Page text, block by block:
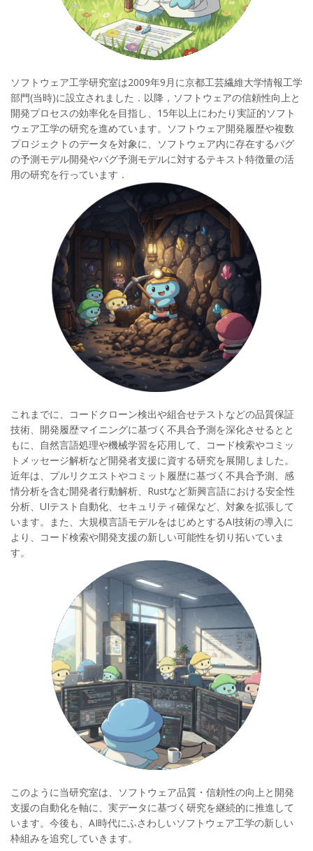
ソフトウェア工学研究室は2009年9月に京都工芸繊維大学情報工学
部門(当時)に設立されました．以降，ソフトウェアの信頼性向上と
開発プロセスの効率化を目指し、15年以上にわたり実証的ソフト
ウェア工学の研究を進めています。ソフトウェア開発履歴や複数
プロジェクトのデータを対象に、ソフトウェア内に存在するバグ
の予測モデル開発やバグ予測モデルに対するテキスト特徴量の活
用の研究を行っています．
これまでに、コードクローン検出や組合せテストなどの品質保証
技術、開発履歴マイニングに基づく不具合予測を深化させるとと
もに、自然言語処理や機械学習を応用して、コード検索やコミッ
トメッセージ解析など開発者支援に資する研究を展開しました。
近年は、プルリクエストやコミット履歴に基づく不具合予測、感
情分析を含む開発者行動解析、Rustなど新興言語における安全性
分析、UIテスト自動化、セキュリティ確保など、対象を拡張して
います。また、大規模言語モデルをはじめとするAI技術の導入に
より、コード検索や開発支援の新しい可能性を切り拓いていま
す。
このように当研究室は、ソフトウェア品質・信頼性の向上と開発
支援の自動化を軸に、実データに基づく研究を継続的に推進して
います。今後も、AI時代にふさわしいソフトウェア工学の新しい
枠組みを追究していきます。